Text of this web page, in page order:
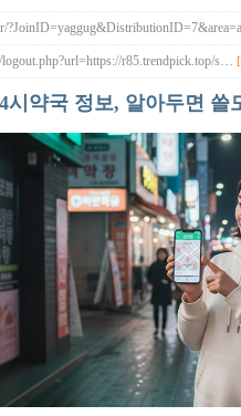
r85.trendpick.top/s…
시약국 정보, 알아두면 쓸